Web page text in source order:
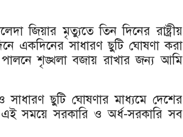
জিয়ার মৃত্যুতে তিন দিনের রাষ্ট্রীয়
একদিনের সাধারণ ছুটি ঘোষণা করা
শৃঙ্খলা বজায় রাখার জন্য আমি
সাধারণ ছুটি ঘোষণার মাধ্যমে দেশের
সময়ে সরকারি ও অর্ধ-সরকারি সব